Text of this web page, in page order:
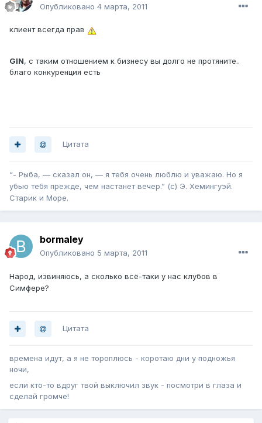
Опубликовано 4 марта, 2011
клиент всегда прав
GIN, с таким отношением к бизнесу вы долго не протяните..
благо конкуренция есть
Цитата
“- Рыба, — сказал он, — я тебя очень люблю и уважаю. Но я
убью тебя прежде, чем настанет вечер.” (с) Э. Хемингуэй.
Старик и Море.
bormaley
Опубликовано 5 марта, 2011
Народ, извиняюсь, а сколько всё-таки у нас клубов в
Симфере?
Цитата
времена идут, а я не тороплюсь - коротаю дни у подножья
ночи,
если кто-то вдруг твой выключил звук - посмотри в глаза и
сделай громче!